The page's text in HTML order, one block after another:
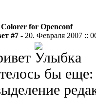
for Openconf
#7 - 20. Февраля 2007 ::
бы еще: